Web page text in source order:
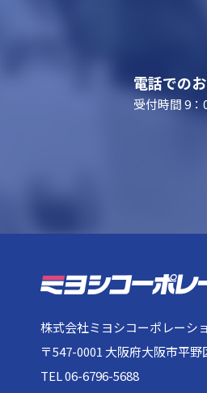
電話での
受付時間 9：
株式会社ミヨシコーポレーシ
〒547-0001 大阪府大阪市平
TEL 06-6796-5688